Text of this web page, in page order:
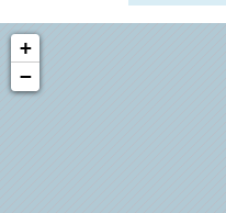
+
−